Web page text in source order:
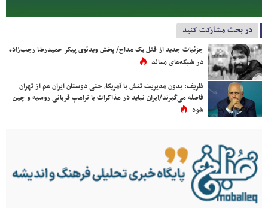
در بحث مشارکت کنید
جزئیات جدید از قتل یک مداح/ پخش ویدئوی پیکر حمیدرضا رجب‌زاده
در شبکه‌های معاند
ظریف: بدون مدیریت تنش با آمریکا، حتی دوستان ایران هم از تهران
فاصله می‌گیرند/ایران نباید در مذاکرات با ترامپ قربانی روسیه و چین
شود